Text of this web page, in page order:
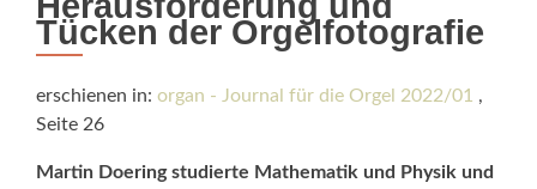
Tücken der Orgelfotografie
erschienen in: organ - Journal für die Orgel 2022/01 ,
Seite 26
Martin Doering studierte Mathematik und Physik und